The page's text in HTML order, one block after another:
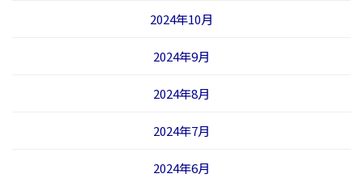
2024年10月
2024年9月
2024年8月
2024年7月
2024年6月